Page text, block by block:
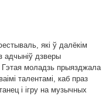
які ў далёкім
адчыніў дзверы
Гэтая моладзь прыязджала
талентамі, каб праз
і ігру на музычных